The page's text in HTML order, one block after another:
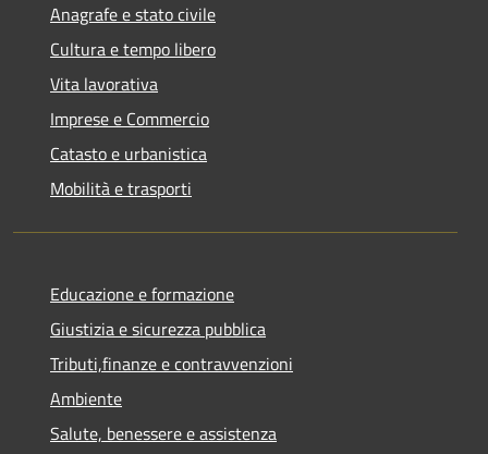
Anagrafe e stato civile
Cultura e tempo libero
Vita lavorativa
Imprese e Commercio
Catasto e urbanistica
Mobilità e trasporti
Educazione e formazione
Giustizia e sicurezza pubblica
Tributi,finanze e contravvenzioni
Ambiente
Salute, benessere e assistenza